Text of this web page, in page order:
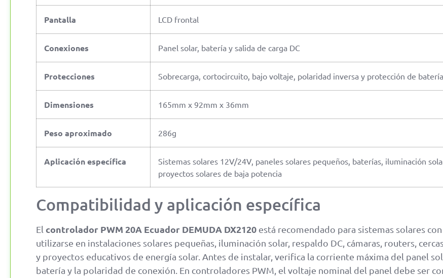
Pantalla LCD frontal
Conexiones Panel solar, batería y salida de carga DC
Protecciones Sobrecarga, cortocircuito, bajo voltaje, polaridad inversa y protección de
Dimensiones 165mm x 92mm x 36mm
Peso aproximado 286g
Aplicación específica
Sistemas solares 12V/24V, paneles solares pequeños, baterías, iluminación
proyectos solares de baja potencia
Compatibilidad y aplicación específica
El controlador PWM 20A Ecuador DEMUDA DX2120 está recomendado para sistemas solares
utilizarse en instalaciones solares pequeñas, iluminación solar, respaldo DC, cámaras, routers,
y proyectos educativos de energía solar. Antes de instalar, verifica la corriente máxima del panel
batería y la polaridad de conexión. En controladores PWM, el voltaje nominal del panel debe ser